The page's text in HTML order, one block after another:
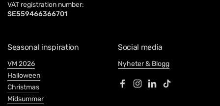
VAT registration number:
SE559466366701
Seasonal inspiration
VM 2026
Halloween
Christmas
Midsummer
Social media
Nyheter & Blogg
FacebookInstagram
LinkedInTikTok